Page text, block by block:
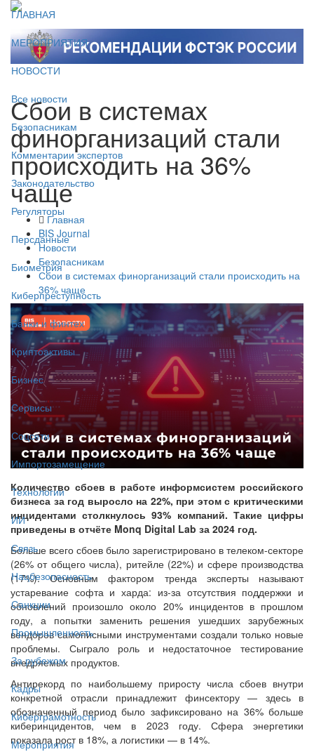
ГЛАВНАЯ
МЕРОПРИЯТИЯ
НОВОСТИ
Все новости
Безопасникам
Комментарии экспертов
Законодательство
Регуляторы
Персданные
Биометрия
Киберпреступность
Банки и финтех
Криптоактивы
Бизнес
Сервисы
Соцсети
Импортозамещение
Технологии
ИИ
Связь
Нацбезопасность
Санкции
Промышленность
За рубежом
Кадры
Киберграмотность
Мероприятия
Сбои в системах
финорганизаций стали
происходить на 36%
чаще
Главная
BIS Journal
Новости
Безопасникам
Сбои в системах финорганизаций стали происходить на
36% чаще
Количество сбоев в работе информсистем российского
бизнеса за год выросло на 22%, при этом с критическими
инцидентами столкнулось 93% компаний. Такие цифры
приведены в отчёте Monq Digital Lab за 2024 год.
Больше всего сбоев было зарегистрировано в телеком-секторе
(26% от общего числа), ритейле (22%) и сфере производства
(17%). Основным фактором тренда эксперты называют
устаревание софта и харда: из-за отсутствия поддержки и
обновлений произошло около 20% инцидентов в прошлом
году, а попытки заменить решения ушедших зарубежных
вендоров самописными инструментами создали только новые
проблемы. Сыграло роль и недостаточное тестирование
внедряемых продуктов.
Антирекорд по наибольшему приросту числа сбоев внутри
конкретной отрасли принадлежит финсектору — здесь в
обозначенный период было зафиксировано на 36% больше
киберинцидентов, чем в 2023 году. Сфера энергетики
показала рост в 18%, а логистики — в 14%.